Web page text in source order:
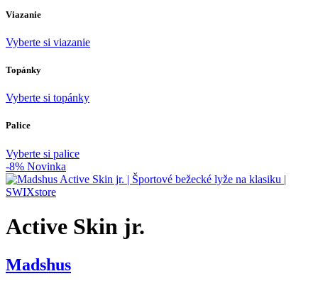
Viazanie
Vyberte si viazanie
Topánky
Vyberte si topánky
Palice
Vyberte si palice
-8% Novinka
Active Skin jr.
Madshus